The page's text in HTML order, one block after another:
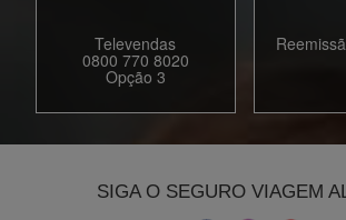
Televendas
0800 770 8020
Opção 3
SIGA O SEGURO VIAGEM